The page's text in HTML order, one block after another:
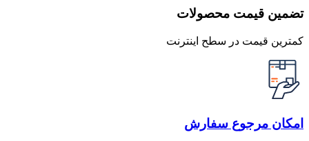
تضمین قیمت محصولات
کمترین قیمت در سطح اینترنت
امکان مرجوع سفارش